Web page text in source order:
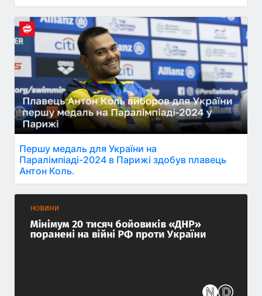
Першу медаль для України на
Паралімпіаді-2024 в Парижі здобув плавець
Антон Коль.